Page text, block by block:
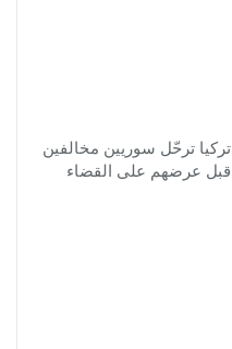
تركيا ترحّل سوريين مخالفين
قبل عرضهم على القضاء